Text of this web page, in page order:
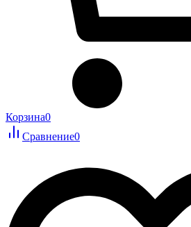
Корзина0
Сравнение0